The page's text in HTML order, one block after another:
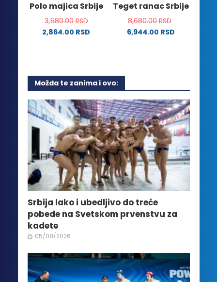
stranici
proizvoda.
proizvoda.
Polo majica Srbije
3,580.00RSD
2,864.00 RSD
više
varijanti.
Opcije
mogu
biti
izabrane
na
stranici
proizvoda.
Teget ranac Srbije
8,680.00RSD
6,944.00 RSD
Možda te zanima i ovo:
Srbija lako i ubedljivo do treće
pobede na Svetskom prvenstvu za
kadete
05/08/2026